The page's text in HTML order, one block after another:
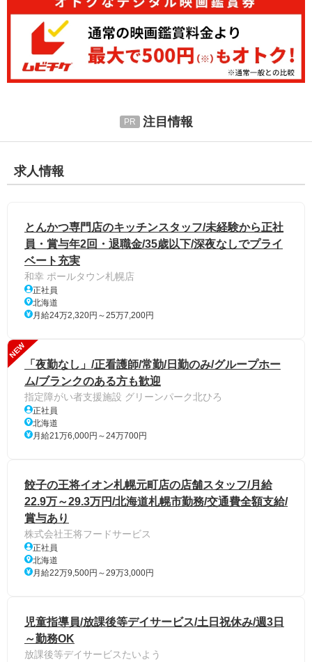
注目情報
求人情報
とんかつ専門店のキッチンスタッフ/未経験から正社
員・賞与年2回・退職金/35歳以下/深夜なしでプライ
ベート充実
和幸 ポールタウン札幌店
正社員
北海道
月給24万2,320円～25万7,200円
NEW
「夜勤なし」/正看護師/常勤/日勤のみ/グループホー
ム/ブランクのある方も歓迎
指定障がい者支援施設 グリーンパーク北ひろ
正社員
北海道
月給21万6,000円～24万700円
餃子の王将イオン札幌元町店の店舗スタッフ/月給
22.9万～29.3万円/北海道札幌市勤務/交通費全額支給/
賞与あり
株式会社王将フードサービス
正社員
北海道
月給22万9,500円～29万3,000円
児童指導員/放課後等デイサービス/土日祝休み/週3日
～勤務OK
放課後等デイサービスたいよう